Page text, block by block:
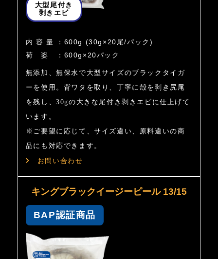
大型尾付き
剥きエビ
内容量 ： 600g (30g×20尾/パック)
荷姿
： 600g×20パック
無添加、無保水で大型サイズのブラックタイガ
ーを使用。背ワタを取り、丁寧に殻を剥き尻尾
を残し、30gの大きな尾付き剥きエビに仕上げて
います。
※ご要望に応じて、サイズ違い、原料違いの商
品にも対応できます。
お問い合わせ
キングブラックイージーピール 13/15
BAP認証商品